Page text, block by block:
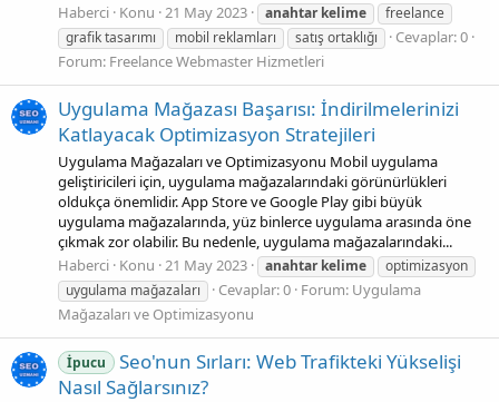
Haberci Konu 21 May 2023 anahtar kelime
freelance
grafik tasarımı
mobil reklamları satış ortaklığı
Cevaplar: 0
Forum: Freelance Webmaster Hizmetleri
Uygulama Mağazası Başarısı: İndirilmelerinizi
Katlayacak Optimizasyon Stratejileri
Uygulama Mağazaları ve Optimizasyonu Mobil uygulama
geliştiricileri için, uygulama mağazalarındaki görünürlükleri
oldukça önemlidir. App Store ve Google Play gibi büyük
uygulama mağazalarında, yüz binlerce uygulama arasında öne
çıkmak zor olabilir. Bu nedenle, uygulama mağazalarındaki...
Haberci Konu 21 May 2023 anahtar kelime
optimizasyon
uygulama mağazaları
Cevaplar: 0 Forum: Uygulama
Mağazaları ve Optimizasyonu
İpucu
Seo'nun Sırları: Web Trafikteki Yükselişi
Nasıl Sağlarsınız?